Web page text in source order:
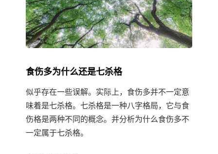
食伤多为什么还是七杀格
似乎存在一些误解。实际上，食伤多并不一定意
味着是七杀格。七杀格是一种八字格局，它与食
伤格是两种不同的概念。并分析为什么食伤多不
一定属于七杀格。